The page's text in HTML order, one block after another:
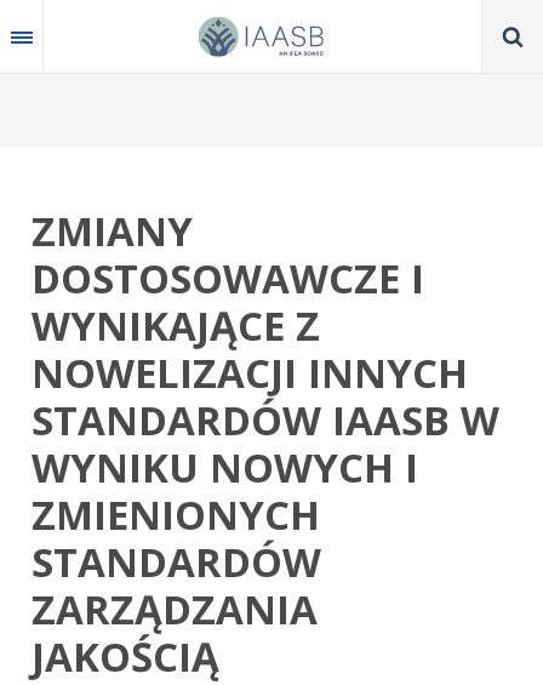
to
main
ZMIANY
DOSTOSOWAWCZE I
WYNIKAJĄCE Z
NOWELIZACJI INNYCH
STANDARDÓW IAASB W
WYNIKU NOWYCH I
ZMIENIONYCH
STANDARDÓW
ZARZĄDZANIA
JAKOŚCIĄ